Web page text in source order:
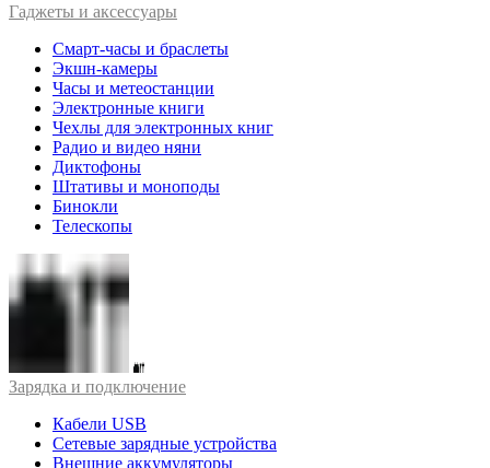
Гаджеты и аксессуары
Смарт-часы и браслеты
Экшн-камеры
Часы и метеостанции
Электронные книги
Чехлы для электронных книг
Радио и видео няни
Диктофоны
Штативы и моноподы
Бинокли
Телескопы
Зарядка и подключение
Кабели USB
Сетевые зарядные устройства
Внешние аккумуляторы